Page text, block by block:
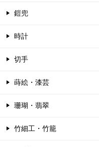
鎧兜
時計
切手
蒔絵・漆芸
珊瑚・翡翠
竹細工・竹籠